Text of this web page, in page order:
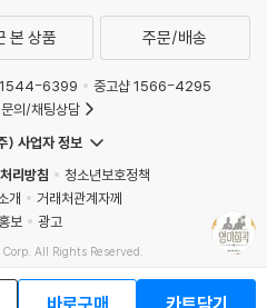
바로구매 카트담기
본 상품 주문/배송
1544-6399
중고샵 1566-4295
의/채팅상담
) 사업자 정보
리방침
청소년보호정책
개
거래처관계자께
보
광고
All Rights Reserved.